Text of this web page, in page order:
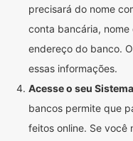
precisará do nome
conta bancária,
endereço do banco.
essas informações.
Acesse o seu
bancos permite que
feitos online. Se você